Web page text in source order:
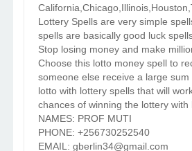
Lottery Spells are very simple
spells are basically good luck
Stop losing money and make
Choose this lotto money spell to
someone else receive a large
lotto with lottery spells that will
chances of winning the lottery
NAMES: PROF MUTI
PHONE: +256730252540
EMAIL: gberlin34@gmail.com